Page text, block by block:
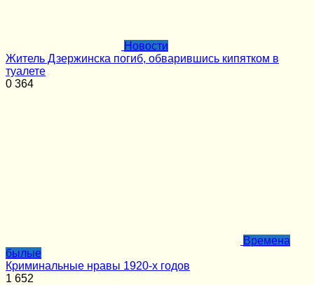
Новости
Житель Дзержинска погиб, обварившись кипятком в
туалете
0 364
Времена
былые
Криминальные нравы 1920-х годов
1 652